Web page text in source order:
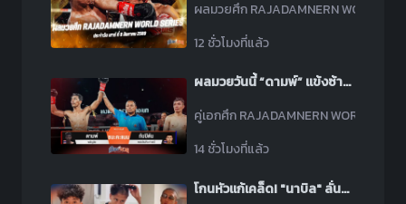
ผลมวยศึก RAJADAMNERN WORLD
12 ชั่วโมงที่แล้ว
ผลมวยวันนี้ “ดามพ์” แข้งซ้ายคุมเกม! ชนะแต้ม “กับปิตัน” ขาดลอย คว้าโบนัส 1 ล้านบาท
คู่เอกศึก RAJADAMNERN WORLD
14 ชั่วโมงที่แล้ว
โกนหัวแก้เคล็ด! "นาบิล" ลั่นคัมแบ็กแกร่งกว่าเดิม